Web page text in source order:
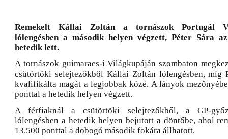
Remekelt Kállai Zoltán a tornászok Portugál
lólengésben a második helyen végzett, Péter Sára
hetedik lett.
A tornászok guimaraes-i Világkupáján szombaton
csütörtöki selejtezőkből Kállai Zoltán lólengésben, míg
kvalifikálta magát a legjobbak közé. A lányok
ponttal a hetedik helyen végzett.
A férfiaknál a csütörtöki selejtezőkből, a GP-
lólengésben a hetedik helyen bejutott a döntőbe, ahol
13.500 ponttal a dobogó második fokára állhatott.